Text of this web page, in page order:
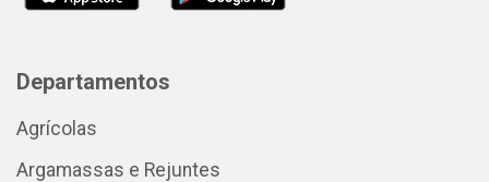
Departamentos
Agrícolas
Argamassas e Rejuntes